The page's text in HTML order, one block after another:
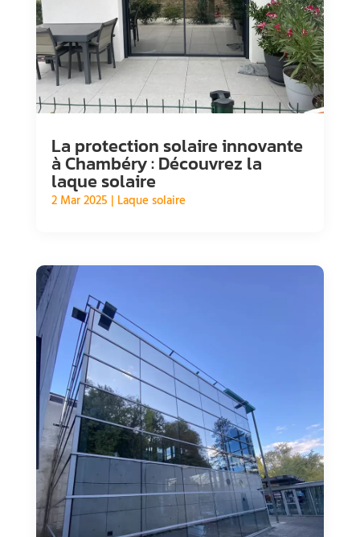
La protection solaire innovante
à Chambéry : Découvrez la
laque solaire
2 Mar 2025 | Laque solaire